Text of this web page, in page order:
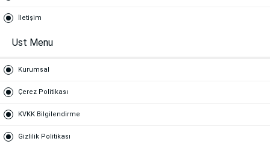
İletişim
Ust Menu
Kurumsal
Çerez Politikası
KVKK Bilgilendirme
Gizlilik Politikası